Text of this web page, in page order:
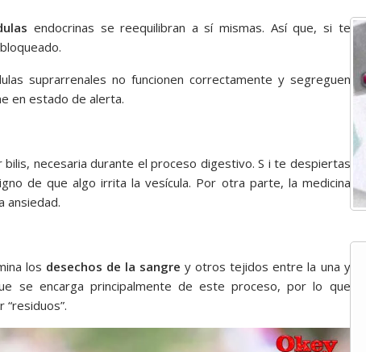
endocrinas se reequilibran a sí mismas. Así que, si te
suprarrenales no funcionen correctamente y segreguen
en estado de alerta.
necesaria durante el proceso digestivo. S i te despiertas
de que algo irrita la vesícula. Por otra parte, la medicina
ansiedad.
los desechos de la sangre y otros tejidos entre la una y
se encarga principalmente de este proceso, por lo que